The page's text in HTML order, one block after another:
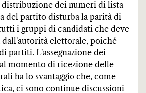
distribuzione dei numeri di lista
del partito disturba la parità di
i gruppi di candidati che deve
dall'autorità elettorale, poiché
partiti. L'assegnazione dei
momento di ricezione delle
ha lo svantaggio che, come
ci sono continue discussioni